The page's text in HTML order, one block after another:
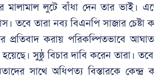
লুটে বাঁধা দেন তার ভাই।
তবে তারা নব্য বিএনপি সাজার চেষ্টা
প্রতিবাদ করায় পরিকল্পিতভাবে
সুষ্ঠু বিচার দাবি করেন তারা।
সাথে অধিপত্য বিস্তারকে